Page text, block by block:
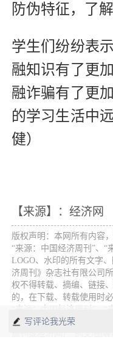
防伪特征，了
学生们纷纷表
融知识有了更
融诈骗有了更
的学习生活中
健）
【来源】：经济网
版权声明：本网所有内容
“来源：中国经济周刊”、“
LOGO、水印的所有文字
济周刊》杂志社有限公司
权不得转载、摘编、链接
的，在下载、转载使用时
容，违者将依法追究责任
写评论我光荣